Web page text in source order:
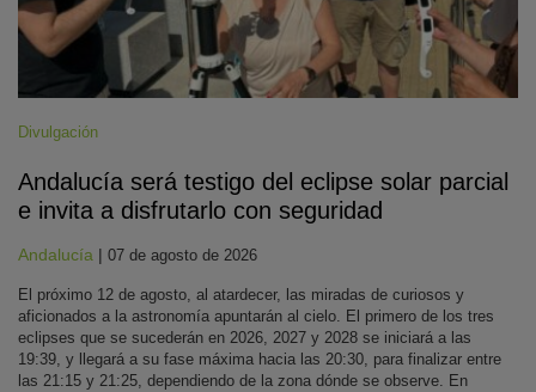
Divulgación
Andalucía será testigo del eclipse solar parcial
e invita a disfrutarlo con seguridad
Andalucía | 07 de agosto de 2026
El próximo 12 de agosto, al atardecer, las miradas de curiosos y
aficionados a la astronomía apuntarán al cielo. El primero de los tres
eclipses que se sucederán en 2026, 2027 y 2028 se iniciará a las
19:39, y llegará a su fase máxima hacia las 20:30, para finalizar entre
las 21:15 y 21:25, dependiendo de la zona dónde se observe. En